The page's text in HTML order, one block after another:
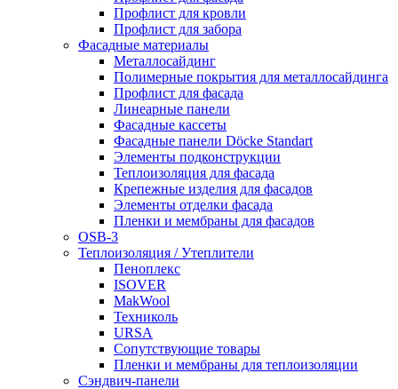
Профлист для кровли
Профлист для забора
Фасадные материалы
Металлосайдинг
Полимерные покрытия для металлосайдинга
Профлист для фасада
Линеарные панели
Фасадные кассеты
Фасадные панели Döcke Standart
Элементы подконструкции
Теплоизоляция для фасада
Крепежные изделия для фасадов
Элементы отделки фасада
Пленки и мембраны для фасадов
OSB-3
Теплоизоляция / Утеплители
Пеноплекс
ISOVER
MakWool
Техниколь
URSA
Сопутствующие товары
Пленки и мембраны для теплоизоляции
Сэндвич-панели